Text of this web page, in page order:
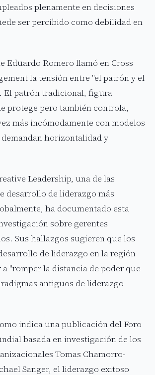
plenamente en decisiones
ser percibido como debilidad en
Eduardo Romero llamó en Cross
la tensión entre "el patrón y el
El patrón tradicional, figura
protege pero también controla,
más incómodamente con modelos
horizontalidad y
Leadership, una de las
desarrollo de liderazgo más
ha documentado esta
sobre gerentes
Sus hallazgos sugieren que los
de liderazgo en la región
"romper la distancia de poder que
antiguos de liderazgo
indica una publicación del Foro
basada en investigación de los
Tomas Chamorro-
Sanger, el liderazgo exitoso